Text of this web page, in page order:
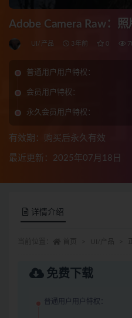
Adobe Camera Raw：
UI/产品 3年前 0
普通用户用户特权：
会员用户特权：
永久会员用户特权：
有效期：购买后永久有效
最近更新：2025年07月18日
详情介绍
免费下载
普通用户用户特权：